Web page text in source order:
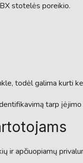
stotelės poreikio.
todėl galima kurti
tarp
ir apčiuopiamų